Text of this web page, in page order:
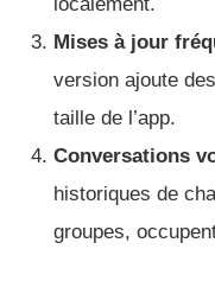
Mises à jour
version ajoute
taille de l’app.
Conversations
historiques de
groupes,